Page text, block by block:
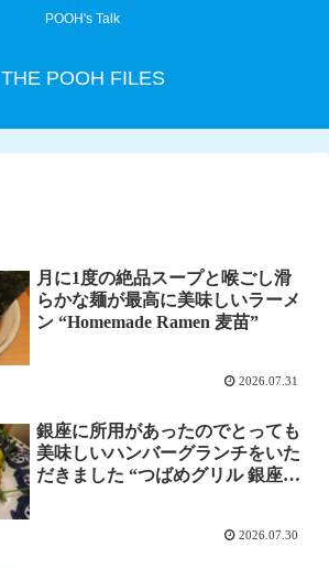
POOH's Talk
THE POOH FILES
月に1度の絶品スープと喉ごし滑
らかな麺が最高に美味しいラーメ
ン “Homemade Ramen 麦苗”
2026.07.31
銀座に所用があったのでとっても
美味しいハンバーグランチをいた
だきました “つばめグリル 銀座本
2026.07.30